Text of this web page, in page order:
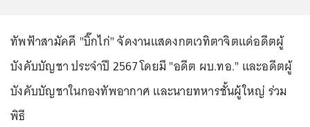
ทัพฟ้าสามัคคี "บิ๊กไก่" จัดงานแสดงกตเวทิตาจิตแด่อดีตผู้
บังคับบัญชา ประจำปี 2567 โดยมี "อดีต ผบ.ทอ." และอดีตผู้
บังคับบัญชาในกองทัพอากาศ และนายทหารชั้นผู้ใหญ่ ร่วม
พิธี